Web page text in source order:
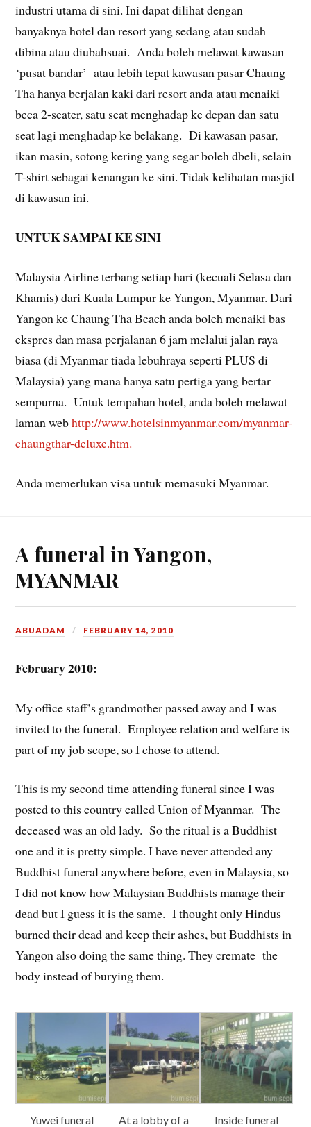
industri utama di sini. Ini dapat dilihat dengan
banyaknya hotel dan resort yang sedang atau sudah
dibina atau diubahsuai. Anda boleh melawat kawasan
‘pusat bandar’ atau lebih tepat kawasan pasar Chaung
Tha hanya berjalan kaki dari resort anda atau menaiki
beca 2-seater, satu seat menghadap ke depan dan satu
seat lagi menghadap ke belakang. Di kawasan pasar,
ikan masin, sotong kering yang segar boleh dbeli, selain
T-shirt sebagai kenangan ke sini. Tidak kelihatan masjid
di kawasan ini.
UNTUK SAMPAI KE SINI
Malaysia Airline terbang setiap hari (kecuali Selasa dan
Khamis) dari Kuala Lumpur ke Yangon, Myanmar. Dari
Yangon ke Chaung Tha Beach anda boleh menaiki bas
ekspres dan masa perjalanan 6 jam melalui jalan raya
biasa (di Myanmar tiada lebuhraya seperti PLUS di
Malaysia) yang mana hanya satu pertiga yang bertar
sempurna. Untuk tempahan hotel, anda boleh melawat
laman webhttp://www.hotelsinmyanmar.com/myanmar-
chaungthar-deluxe.htm.
Anda memerlukan visa untuk memasuki Myanmar.
A funeral in Yangon,
MYANMAR
ABUADAM FEBRUARY 14, 2010
February 2010:
My office staff’s grandmother passed away and I was
invited to the funeral. Employee relation and welfare is
part of my job scope, so I chose to attend.
This is my second time attending funeral since I was
posted to this country called Union of Myanmar. The
deceased was an old lady. So the ritual is a Buddhist
one and it is pretty simple. I have never attended any
Buddhist funeral anywhere before, even in Malaysia, so
I did not know how Malaysian Buddhists manage their
dead but I guess it is the same. I thought only Hindus
burned their dead and keep their ashes, but Buddhists in
Yangon also doing the same thing. They cremate the
body instead of burying them.
Yuwei funeral At a lobby of a Inside funeral